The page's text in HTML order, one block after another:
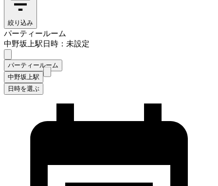
絞り込み
パーティールーム
中野坂上駅日時：未設定
パーティールーム
中野坂上駅
日時を選ぶ